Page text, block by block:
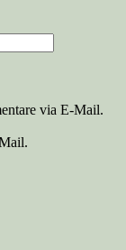
via E-Mail.